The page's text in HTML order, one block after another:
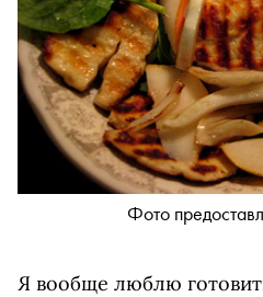
Фото
Я вообще люблю